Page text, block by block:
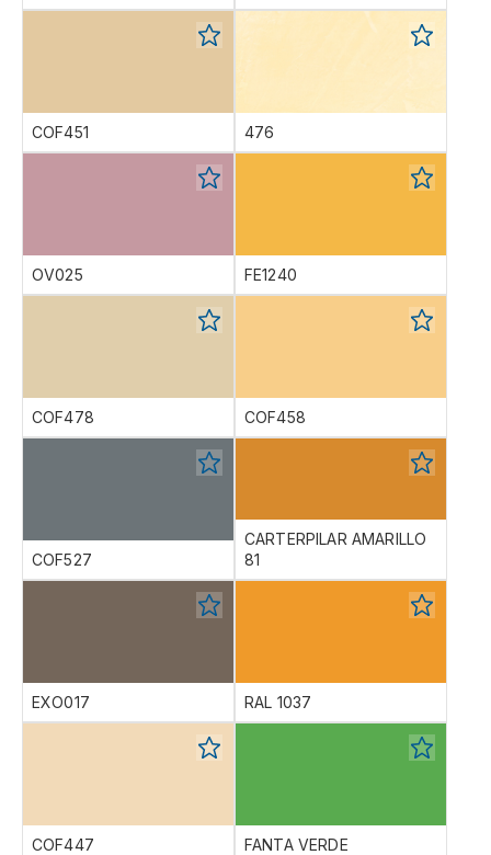
COF451 476
OV025 FE1240
COF478 COF458
COF527
CARTERPILAR AMARILLO
81
EXO017 RAL 1037
COF447 FANTA VERDE